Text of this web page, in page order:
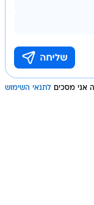
אני מסכים לתנאי השימוש